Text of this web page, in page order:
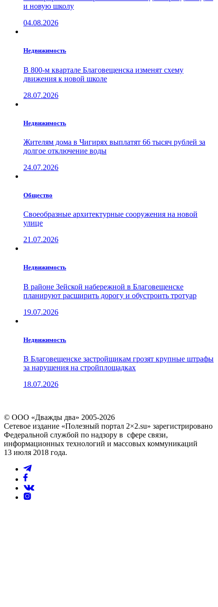
и новую школу
04.08.2026
Недвижимость
В 800-м квартале Благовещенска изменят схему
движения к новой школе
28.07.2026
Недвижимость
Жителям дома в Чигирях выплатят 66 тысяч рублей за
долгое отключение воды
24.07.2026
Общество
Своеобразные архитектурные сооружения на новой
улице
21.07.2026
Недвижимость
В районе Зейской набережной в Благовещенске
планируют расширить дорогу и обустроить тротуар
19.07.2026
Недвижимость
В Благовещенске застройщикам грозят крупные штрафы
за нарушения на стройплощадках
18.07.2026
© ООО «Дважды два» 2005-2026
Сетевое издание «Полезный портал 2×2.su» зарегистрировано
Федеральной службой по надзору в сфере связи,
информационных технологий и массовых коммуникаций
13 июля 2018 года.